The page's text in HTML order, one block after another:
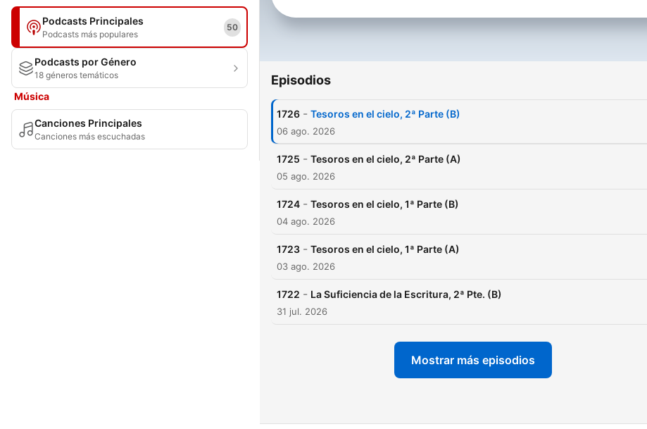
Podcasts Principales
Podcasts más populares
50
Podcasts por Género
18 géneros temáticos
Música
Canciones Principales
Canciones más escuchadas
por el PastorJohn MacArthur.
Episodios
1726 - Tesoros en el cielo, 2ª Parte (B)
06 ago. 2026
1725 - Tesoros en el cielo, 2ª Parte (A)
05 ago. 2026
1724 - Tesoros en el cielo, 1ª Parte (B)
04 ago. 2026
1723 - Tesoros en el cielo, 1ª Parte (A)
03 ago. 2026
1722 - La Suficiencia de la Escritura, 2ª Pte. (B)
31 jul. 2026
Mostrar más episodios